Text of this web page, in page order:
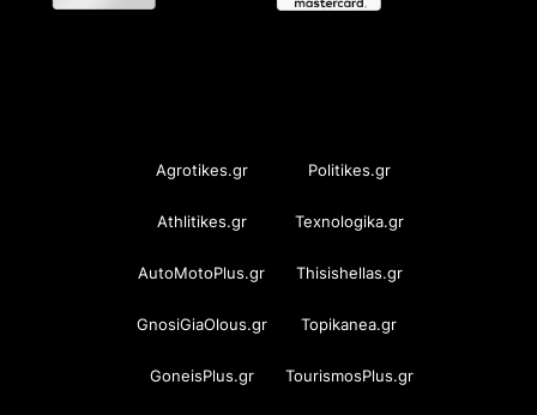
Agrotikes.gr Politikes.gr
Athlitikes.gr Texnologika.gr
AutoMotoPlus.gr Thisishellas.gr
GnosiGiaOlous.gr Topikanea.gr
GoneisPlus.gr TourismosPlus.gr